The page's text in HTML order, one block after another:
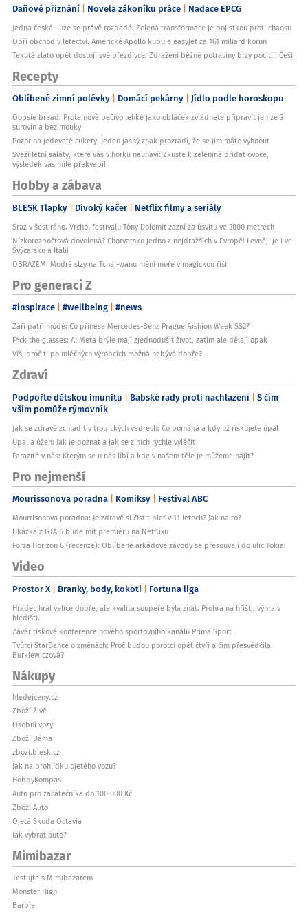
Daňové přiznání Novela zákoníku práce Nadace EPCG
Jedna česká iluze se právě rozpadá. Zelená transformace je pojistkou proti chaosu
Obří obchod v letectví. Americké Apollo kupuje easyJet za 161 miliard korun
Tekuté zlato opět dostojí své přezdívce. Zdražení běžné potraviny brzy pocítí i Češi
Recepty
Oblíbené zimní polévky Domácí pekárny Jídlo podle horoskopu
Oopsie bread: Proteinové pečivo lehké jako obláček zvládnete připravit jen ze 3
surovin a bez mouky
Pozor na jedovaté cukety! Jeden jasný znak prozradí, že se jim máte vyhnout
Svěží letní saláty, které vás v horku neunaví: Zkuste k zelenině přidat ovoce,
výsledek vás mile překvapí!
Hobby a zábava
BLESK Tlapky Divoký kačer Netflix filmy a seriály
Sraz v šest ráno. Vrchol festivalu Tóny Dolomit zazní za úsvitu ve 3000 metrech
Nízkorozpočtová dovolená? Chorvatsko jedno z nejdražších v Evropě! Levněji je i ve
Švýcarsku a Itálii
OBRAZEM: Modré slzy na Tchaj-wanu mění moře v magickou říši
Pro generaci Z
#inspirace #wellbeing #news
Září patří módě: Co přinese Mercedes-Benz Prague Fashion Week SS27
F*ck the glasses: AI Meta brýle mají zjednodušit život, zatím ale dělají opak
Víš, proč ti po mléčných výrobcích možná nebývá dobře?
Zdraví
Podpořte dětskou imunitu Babské rady proti nachlazení S čím
vším pomůže rýmovník
Jak se zdravě zchladit v tropických vedrech: Co pomáhá a kdy už riskujete úpal
Úpal a úžeh: Jak je poznat a jak se z nich rychle vyléčit
Parazité v nás: Kterým se u nás líbí a kde v našem těle je můžeme najít?
Pro nejmenší
Mourissonova poradna Komiksy Festival ABC
Mourrisonova poradna: Je zdravé si čistit pleť v 11 letech? Jak na to?
Ukázka z GTA 6 bude mít premiéru na Netflixu
Forza Horizon 6 (recenze): Oblíbené arkádové závody se přesouvají do ulic Tokia!
Video
Prostor X Branky, body, kokoti Fortuna liga
Hradec hrál velice dobře, ale kvalita soupeře byla znát. Prohra na hřišti, výhra v
hledišti.
Závěr tiskové konference nového sportovního kanálu Prima Sport
Tvůrci StarDance o změnách: Proč budou porotci opět čtyři a čím přesvědčila
Burkiewiczová?
Nákupy
hledejceny.cz
Zboží Živě
Osobní vozy
Zboží Dáma
zbozi.blesk.cz
Jak na prohlídku ojetého vozu?
HobbyKompas
Auto pro začátečníka do 100 000 Kč
Zboží Auto
Ojetá Škoda Octavia
Jak vybrat auto?
Mimibazar
Testujte s Mimibazarem
Monster High
Barbie